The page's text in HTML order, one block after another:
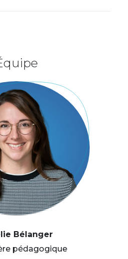
Bélanger
pédagogique